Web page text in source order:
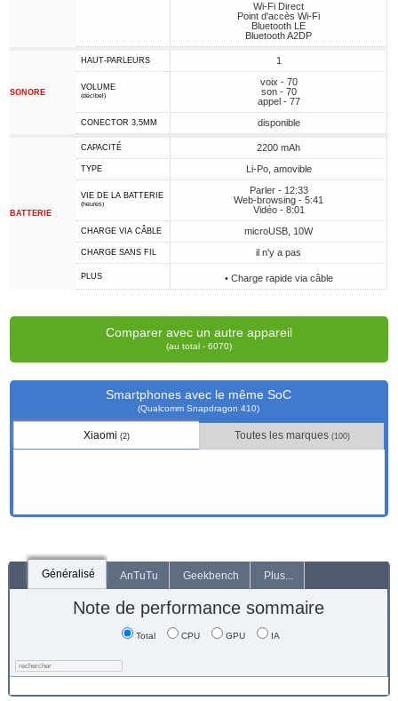
Wi-Fi Direct
Point d'accès Wi-Fi
Bluetooth LE
Bluetooth A2DP
SONORE
HAUT-PARLEURS 1
VOLUME
(décibel)
voix - 70
son - 70
appel - 77
CONECTOR 3,5MM disponible
BATTERIE
CAPACITÉ 2200 mAh
TYPE Li-Po, amovible
VIE DE LA BATTERIE
(heures)
Parler - 12:33
Web-browsing - 5:41
Vidéo - 8:01
CHARGE VIA CÂBLE microUSB, 10W
CHARGE SANS FIL il n'y a pas
PLUS • Charge rapide via câble
Comparer avec un autre appareil
(au total - 6070)
Smartphones avec le même SoC
(Qualcomm Snapdragon 410)
Xiaomi(2) Toutes les marques (100)
Généralisé AnTuTu Geekbench Plus...
Note de performance sommaire
Total CPU GPU IA